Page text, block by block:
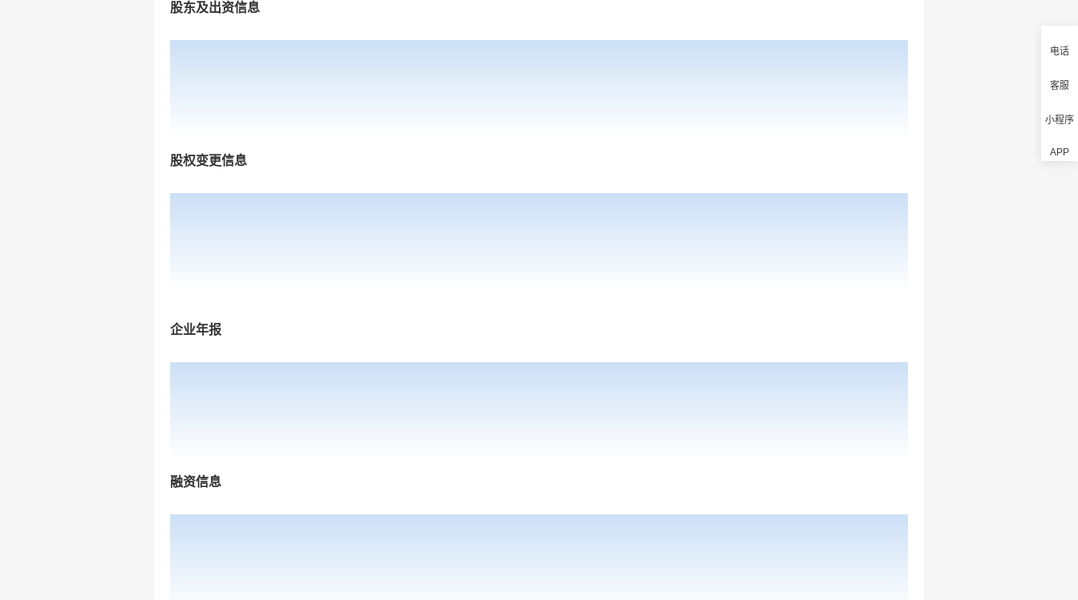
股东及出资信息
股权变更信息
企业年报
融资信息
电话
客服
小程序
APP